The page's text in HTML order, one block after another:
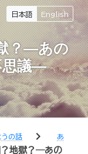
日本語 English
？―あの
思議―
うの話 chevron_right
あ
？地獄？―あの